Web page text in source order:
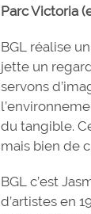
Parc Victoria
BGL réalise
jette un
servons
du tangible.
mais bien de
BGL c’est
d’artistes en